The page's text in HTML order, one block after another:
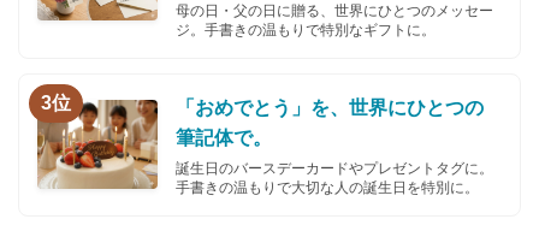
母の日・父の日に贈る、世界にひとつのメッセー
ジ。手書きの温もりで特別なギフトに。
3位
「おめでとう」を、世界にひとつの
筆記体で。
誕生日のバースデーカードやプレゼントタグに。
手書きの温もりで大切な人の誕生日を特別に。